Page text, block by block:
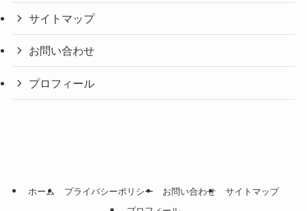
サイトマップ
お問い合わせ
プロフィール
ホーム プライバシーポリシー お問い合わせ
サイトマップ